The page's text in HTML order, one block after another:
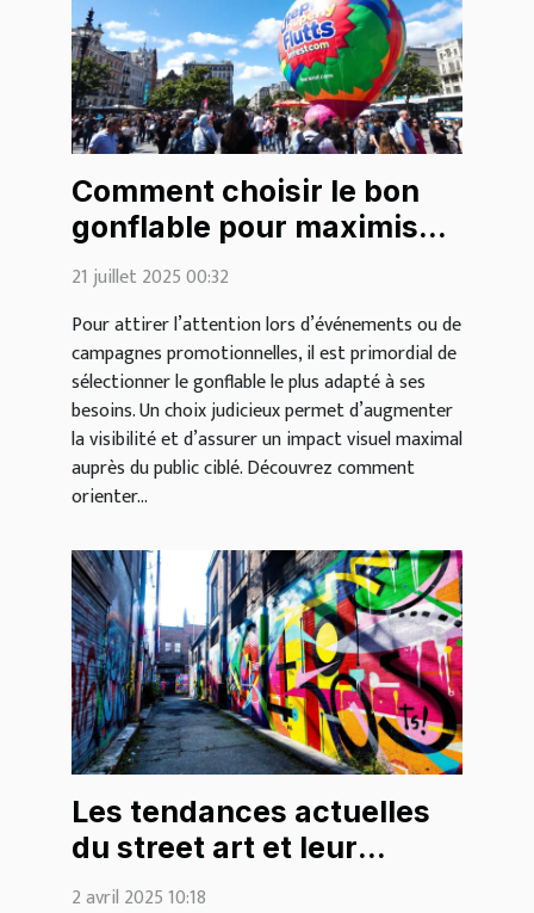
Comment choisir le bon
gonflable pour maximiser
votre visibilité?
21 juillet 2025 00:32
Pour attirer l’attention lors d’événements ou de
campagnes promotionnelles, il est primordial de
sélectionner le gonflable le plus adapté à ses
besoins. Un choix judicieux permet d’augmenter
la visibilité et d’assurer un impact visuel maximal
auprès du public ciblé. Découvrez comment
orienter...
Les tendances actuelles
du street art et leur
impact sur la décoration
2 avril 2025 10:18